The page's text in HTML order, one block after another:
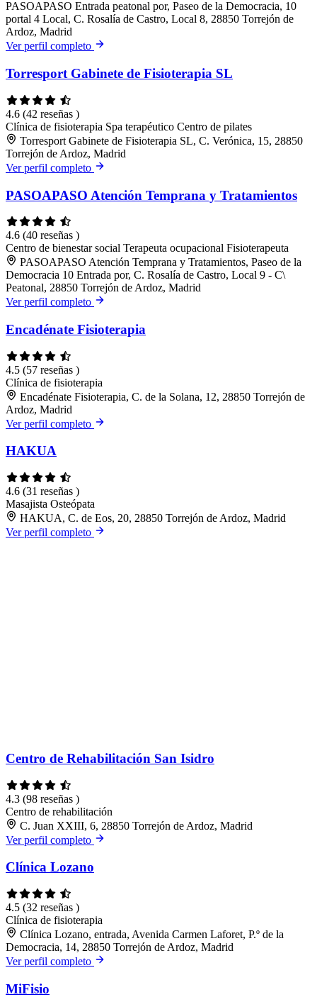
PASOAPASO Entrada peatonal por, Paseo de la Democracia, 10
portal 4 Local, C. Rosalía de Castro, Local 8, 28850 Torrejón de
Ardoz, Madrid
Ver perfil completo
Torresport Gabinete de Fisioterapia SL
4.6 (42 reseñas )
Clínica de fisioterapia Spa terapéutico Centro de pilates
Torresport Gabinete de Fisioterapia SL, C. Verónica, 15, 28850
Torrejón de Ardoz, Madrid
Ver perfil completo
PASOAPASO Atención Temprana y Tratamientos
4.6 (40 reseñas )
Centro de bienestar social Terapeuta ocupacional Fisioterapeuta
PASOAPASO Atención Temprana y Tratamientos, Paseo de la
Democracia 10 Entrada por, C. Rosalía de Castro, Local 9 - C\
Peatonal, 28850 Torrejón de Ardoz, Madrid
Ver perfil completo
Encadénate Fisioterapia
4.5 (57 reseñas )
Clínica de fisioterapia
Encadénate Fisioterapia, C. de la Solana, 12, 28850 Torrejón de
Ardoz, Madrid
Ver perfil completo
HAKUA
4.6 (31 reseñas )
Masajista Osteópata
HAKUA, C. de Eos, 20, 28850 Torrejón de Ardoz, Madrid
Ver perfil completo
Centro de Rehabilitación San Isidro
4.3 (98 reseñas )
Centro de rehabilitación
C. Juan XXIII, 6, 28850 Torrejón de Ardoz, Madrid
Ver perfil completo
Clínica Lozano
4.5 (32 reseñas )
Clínica de fisioterapia
Clínica Lozano, entrada, Avenida Carmen Laforet, P.º de la
Democracia, 14, 28850 Torrejón de Ardoz, Madrid
Ver perfil completo
MiFisio